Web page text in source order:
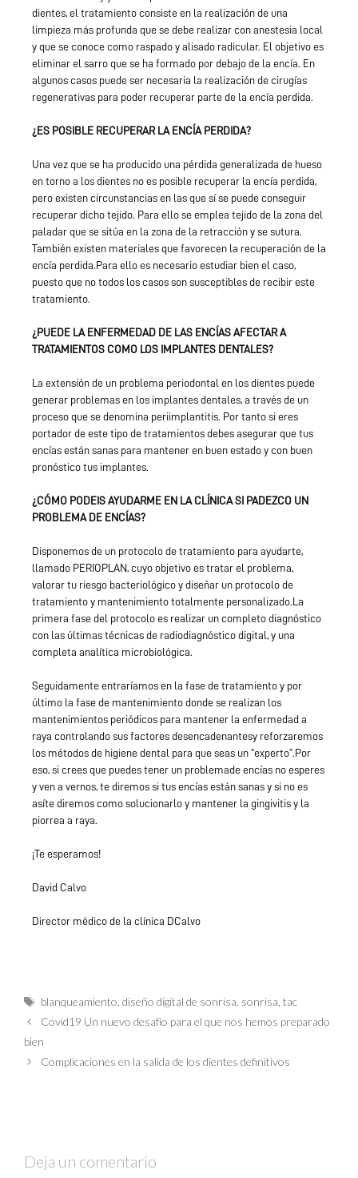
dientes, el tratamiento consiste en la realización de una
limpieza más profunda que se debe realizar con anestesia local
y que se conoce como raspado y alisado radicular. El objetivo es
eliminar el sarro que se ha formado por debajo de la encía. En
algunos casos puede ser necesaria la realización de cirugías
regenerativas para poder recuperar parte de la encía perdida.
¿ES POSIBLE RECUPERAR LA ENCÍA PERDIDA?
Una vez que se ha producido una pérdida generalizada de hueso
en torno a los dientes no es posible recuperar la encía perdida,
pero existen circunstancias en las que sí se puede conseguir
recuperar dicho tejido. Para ello se emplea tejido de la zona del
paladar que se sitúa en la zona de la retracción y se sutura.
También existen materiales que favorecen la recuperación de la
encía perdida.Para ello es necesario estudiar bien el caso,
puesto que no todos los casos son susceptibles de recibir este
tratamiento.
¿PUEDE LA ENFERMEDAD DE LAS ENCÍAS AFECTAR A
TRATAMIENTOS COMO LOS IMPLANTES DENTALES?
La extensión de un problema periodontal en los dientes puede
generar problemas en los implantes dentales, a través de un
proceso que se denomina periimplantitis. Por tanto si eres
portador de este tipo de tratamientos debes asegurar que tus
encías están sanas para mantener en buen estado y con buen
pronóstico tus implantes.
¿CÓMO PODEIS AYUDARME EN LA CLÍNICA SI PADEZCO UN
PROBLEMA DE ENCÍAS?
Disponemos de un protocolo de tratamiento para ayudarte,
llamado PERIOPLAN, cuyo objetivo es tratar el problema,
valorar tu riesgo bacteriológico y diseñar un protocolo de
tratamiento y mantenimiento totalmente personalizado.La
primera fase del protocolo es realizar un completo diagnóstico
con las últimas técnicas de radiodiagnóstico digital, y una
completa analítica microbiológica.
Seguidamente entraríamos en la fase de tratamiento y por
último la fase de mantenimiento donde se realizan los
mantenimientos periódicos para mantener la enfermedad a
raya controlando sus factores desencadenantesy reforzaremos
los métodos de higiene dental para que seas un ”experto”.Por
eso, si crees que puedes tener un problemade encías no esperes
y ven a vernos, te diremos si tus encías están sanas y si no es
asíte diremos como solucionarlo y mantener la gingivitis y la
piorrea a raya.
¡Te esperamos!
David Calvo
Director médico de la clínica DCalvo
blanqueamiento ,diseño digital de sonrisa sonrisa ,tac
Covid19 Un nuevo desafío para el que nos hemos preparado
bien
Complicaciones en la salida de los dientes definitivos
Deja un comentario